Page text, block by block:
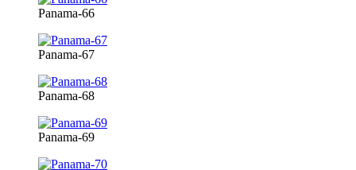
Panama-66
Panama-67
Panama-68
Panama-69